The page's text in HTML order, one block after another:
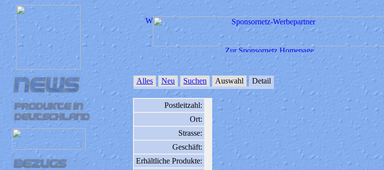
Alles Neu Suchen Auswahl Detail
Postleitzahl:
Ort:
Strasse:
Geschäft:
Erhältliche Produkte: